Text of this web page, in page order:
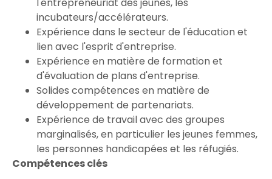
incubateurs/accélérateurs.
Expérience dans le secteur de l'éducation et
lien avec l'esprit d'entreprise.
Expérience en matière de formation et
d'évaluation de plans d'entreprise.
Solides compétences en matière de
développement de partenariats.
Expérience de travail avec des groupes
marginalisés, en particulier les jeunes femmes,
les personnes handicapées et les réfugiés.
Compétences clés